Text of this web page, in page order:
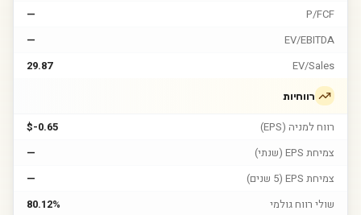
P/FCF
—
EV/EBITDA
—
EV/Sales
29.87
רווחיות
רווח למניה (EPS)
$-0.65
צמיחת EPS (שנתי)
—
צמיחת EPS (5 שנים)
—
שולי רווח גולמי
80.12%